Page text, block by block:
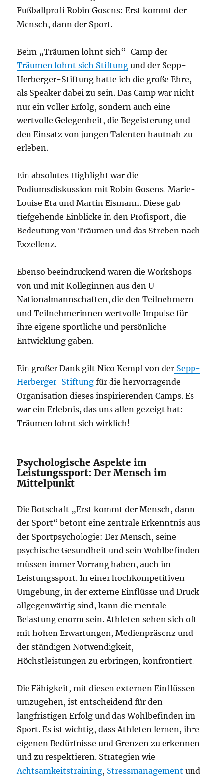
Fußballprofi Robin Gosens: Erst kommt der
Mensch, dann der Sport.
Beim „Träumen lohnt sich“-Camp der
Träumen lohnt sich Stiftung und der Sepp-
Herberger-Stiftung hatte ich die große Ehre,
als Speaker dabei zu sein. Das Camp war nicht
nur ein voller Erfolg, sondern auch eine
wertvolle Gelegenheit, die Begeisterung und
den Einsatz von jungen Talenten hautnah zu
erleben.
Ein absolutes Highlight war die
Podiumsdiskussion mit Robin Gosens, Marie-
Louise Eta und Martin Eismann. Diese gab
tiefgehende Einblicke in den Profisport, die
Bedeutung von Träumen und das Streben nach
Exzellenz.
Ebenso beeindruckend waren die Workshops
von und mit Kolleginnen aus den U-
Nationalmannschaften, die den Teilnehmern
und Teilnehmerinnen wertvolle Impulse für
ihre eigene sportliche und persönliche
Entwicklung gaben.
Ein großer Dank gilt Nico Kempf von der Sepp-
Herberger-Stiftung für die hervorragende
Organisation dieses inspirierenden Camps. Es
war ein Erlebnis, das uns allen gezeigt hat:
Träumen lohnt sich wirklich!
Psychologische Aspekte im
Leistungssport: Der Mensch im
Mittelpunkt
Die Botschaft „Erst kommt der Mensch, dann
der Sport“ betont eine zentrale Erkenntnis aus
der Sportpsychologie: Der Mensch, seine
psychische Gesundheit und sein Wohlbefinden
müssen immer Vorrang haben, auch im
Leistungssport. In einer hochkompetitiven
Umgebung, in der externe Einflüsse und Druck
allgegenwärtig sind, kann die mentale
Belastung enorm sein. Athleten sehen sich oft
mit hohen Erwartungen, Medienpräsenz und
der ständigen Notwendigkeit,
Höchstleistungen zu erbringen, konfrontiert.
Die Fähigkeit, mit diesen externen Einflüssen
umzugehen, ist entscheidend für den
langfristigen Erfolg und das Wohlbefinden im
Sport. Es ist wichtig, dass Athleten lernen, ihre
eigenen Bedürfnisse und Grenzen zu erkennen
und zu respektieren. Strategien wie
Achtsamkeitstraining, Stressmanagementund